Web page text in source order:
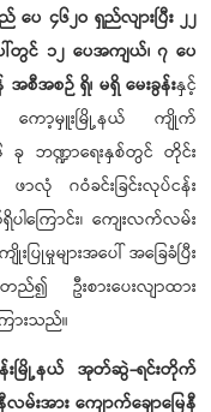
ပေ ၄၆၂ဝ ရှည်လျားပြီး ၂၂
ါ်တွင် ၁၂ ပေအကျယ်၊ ၇ ပေ
စီအစဉ် ရှိ၊ မရှိ မေးခွန်းနှင့်
ကော့မှူးမြို့နယ် ကျိုက်
ဘဏ္ဍာရေးနှစ်တွင် တိုင်း
ာလုံ ဂဝံခင်းခြင်းလုပ်ငန်း
ကြောင်း၊ ကျေးလက်လမ်း
မှုများအပေါ် အခြေခံပြီး
ည်၍ ဦးစားပေးလျာထား
ြားသည်။
မြို့နယ် အုတ်ဆွဲ-ရင်းတိုက်
အား ကျောက်ချောမြေနီ